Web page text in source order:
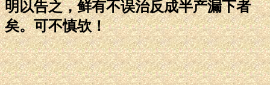
明以告之，鲜有不误治反成半产漏下者
矣。可不慎欤！